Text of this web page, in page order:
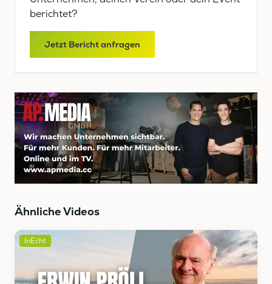
berichtet?
Jetzt Bericht anfragen
Ähnliche Videos
InEcht